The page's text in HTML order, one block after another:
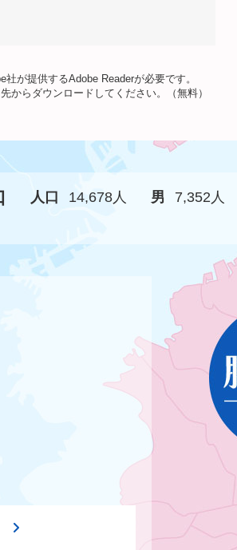
が提供するAdobe Readerが必要です。
からダウンロードしてください。（無料）
人口 14,678人 男 7,352人